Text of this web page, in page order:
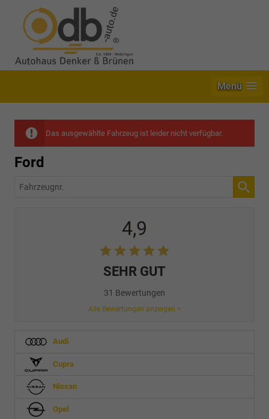
Menü
Das ausgewählte Fahrzeug ist leider nicht verfügbar.
Ford
Fahrzeugnr.
4,9
SEHR GUT
31 Bewertungen
Alle Bewertungen anzeigen >
Audi
Cupra
Nissan
Opel